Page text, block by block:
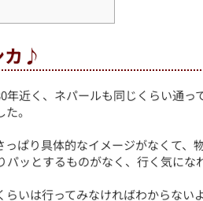
カ♪
年近く、ネパールも同じくらい通
。
っぱり具体的なイメージがなくて、
ッとするものがなく、行く気にな
いは行ってみなければわからない